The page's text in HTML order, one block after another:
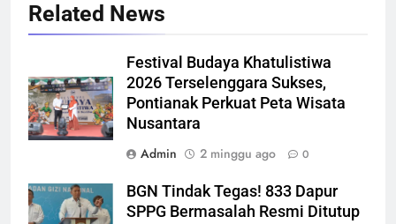
Related News
Festival Budaya Khatulistiwa
2026 Terselenggara Sukses,
Pontianak Perkuat Peta Wisata
Nusantara
Admin
2 minggu ago 0
BGN Tindak Tegas! 833 Dapur
SPPG Bermasalah Resmi Ditutup